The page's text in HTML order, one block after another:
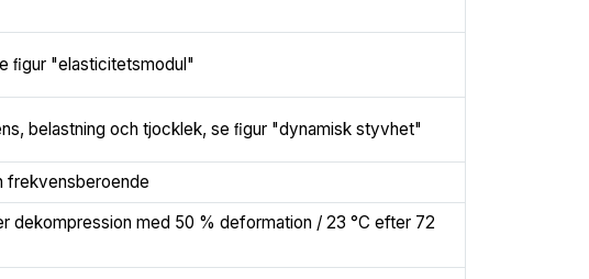
ﬁgur "elasticitetsmodul"
belastning och tjocklek, se ﬁgur "dynamisk styvhet"
frekvensberoende
dekompression med 50 % deformation / 23 °C efter 72